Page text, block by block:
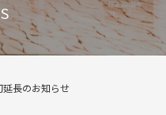
長のお知らせ